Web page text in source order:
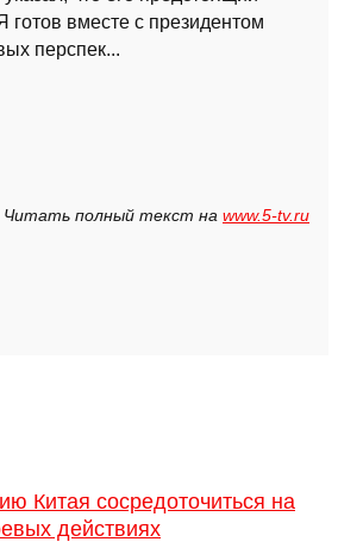
вместе с президентом
перспек...
Читать полный текст на www.5-tv.ru
Китая сосредоточиться на
действиях